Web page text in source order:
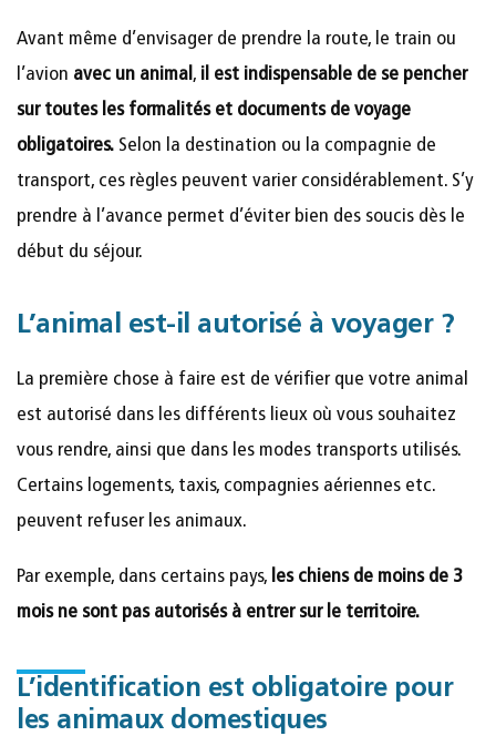
Avant même d’envisager de prendre la route, le train ou
l’avion avec un animal, il est indispensable de se pencher
sur toutes les formalités et documents de voyage
obligatoires. Selon la destination ou la compagnie de
transport, ces règles peuvent varier considérablement. S’y
prendre à l’avance permet d’éviter bien des soucis dès le
début du séjour.
L’animal est-il autorisé à voyager ?
La première chose à faire est de vérifier que votre animal
est autorisé dans les différents lieux où vous souhaitez
vous rendre, ainsi que dans les modes transports utilisés.
Certains logements, taxis, compagnies aériennes etc.
peuvent refuser les animaux.
Par exemple, dans certains pays, les chiens de moins de 3
mois ne sont pas autorisés à entrer sur le territoire.
L’identification est obligatoire pour
les animaux domestiques